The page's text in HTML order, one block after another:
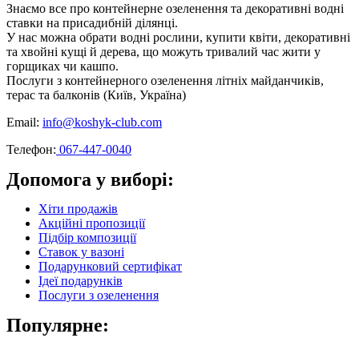
Знаємо все про контейнерне озеленення та декоративні водні
ставки на присадибній ділянці.
У нас можна обрати водні рослини, купити квіти, декоративні
та хвойні кущі й дерева, що можуть тривалий час жити у
горщиках чи кашпо.
Послуги з контейнерного озеленення літніх майданчиків,
терас та балконів (Київ, Україна)
Email: info@koshyk-club.com
Телефон: 067-447-0040
Допомога у виборі:
Хіти продажів
Акційні пропозиції
Підбір композиції
Ставок у вазоні
Подарунковий сертифікат
Ідеї подарунків
Послуги з озеленення
Популярне: